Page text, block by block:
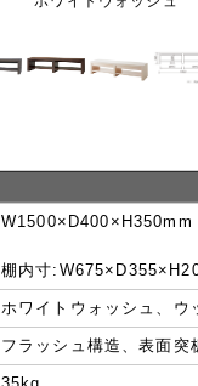
W1500×D400×H350mm
棚内寸
ホワイトウォッシュ、
フラッシュ構造、表面